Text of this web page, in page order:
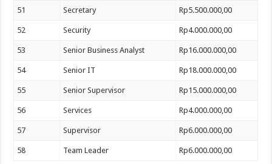
51 Secretary Rp5.500.000,00
52 Security Rp4.000.000,00
53 Senior Business Analyst Rp16.000.000,00
54 Senior IT Rp18.000.000,00
55 Senior Supervisor Rp15.000.000,00
56 Services Rp4.000.000,00
57 Supervisor Rp6.000.000,00
58 Team Leader Rp6.000.000,00